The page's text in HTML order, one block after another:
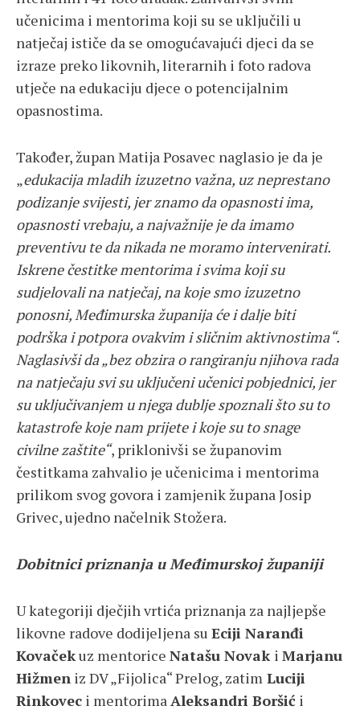
učenicima i mentorima koji su se uključili u
natječaj ističe da se omogućavajući djeci da se
izraze preko likovnih, literarnih i foto radova
utječe na edukaciju djece o potencijalnim
opasnostima.
Također, župan Matija Posavec naglasio je da je
„edukacija mladih izuzetno važna, uz neprestano
podizanje svijesti, jer znamo da opasnosti ima,
opasnosti vrebaju, a najvažnije je da imamo
preventivu te da nikada ne moramo intervenirati.
Iskrene čestitke mentorima i svima koji su
sudjelovali na natječaj, na koje smo izuzetno
ponosni, Međimurska županija će i dalje biti
podrška i potpora ovakvim i sličnim aktivnostima“.
Naglasivši da „bez obzira o rangiranju njihova rada
na natječaju svi su uključeni učenici pobjednici, jer
su uključivanjem u njega dublje spoznali što su to
katastrofe koje nam prijete i koje su to snage
civilne zaštite“, priklonivši se županovim
čestitkama zahvalio je učenicima i mentorima
prilikom svog govora i zamjenik župana Josip
Grivec, ujedno načelnik Stožera.
Dobitnici priznanja u Međimurskoj županiji
U kategoriji dječjih vrtića priznanja za najljepše
likovne radove dodijeljena su Eciji Naranđi
Kovačekuz mentorice Natašu Novak i Marjanu
Hižmen iz DV „Fijolica“ Prelog, zatim Luciji
Rinkovec i mentorimaAleksandri Boršić i